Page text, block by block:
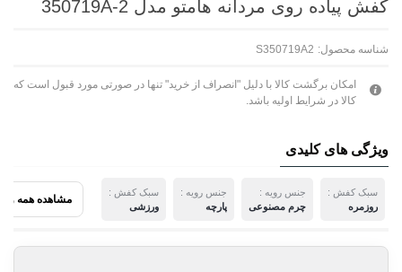
کفش پیاده روی مردانه هامتو مدل 350719A-2
شناسه محصول: S350719A2
امکان برگشت کالا با دلیل "انصراف از خرید" تنها در صورتی مورد قبول است که
کالا در شرایط اولیه باشد.
ویژگی های کلیدی
سبک کفش :
روزمره
جنس رویه :
چرم مصنوعی
جنس رویه :
پارچه
سبک کفش :
ورزشی
مشاهده همه